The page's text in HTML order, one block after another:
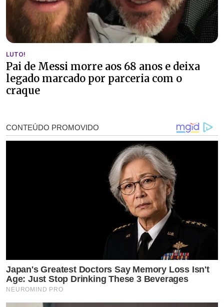
LUTO!
Pai de Messi morre aos 68 anos e deixa
legado marcado por parceria com o
craque